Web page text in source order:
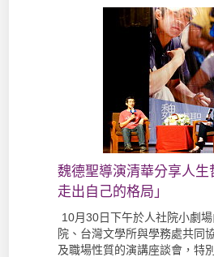
魏德聖導演清華分享人
走出自己的格局」
10月30日下午於人社院小劇
院、台灣文學所與學務處共同
及職場性質的演講座談會，特